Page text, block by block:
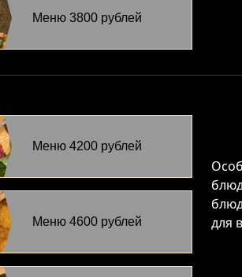
Меню 3800 рублей
Меню 4200 рублей
Меню 4600 рублей
для